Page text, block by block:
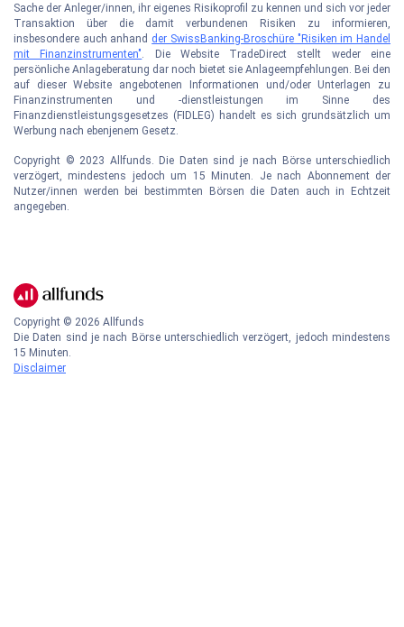
Sache der Anleger/innen, ihr eigenes Risikoprofil zu kennen und sich vor jeder
Transaktion über die damit verbundenen Risiken zu informieren,
insbesondere auch anhand der SwissBanking-Broschüre "Risiken im Handel
mit Finanzinstrumenten". Die Website TradeDirect stellt weder eine
persönliche Anlageberatung dar noch bietet sie Anlageempfehlungen. Bei den
auf dieser Website angebotenen Informationen und/oder Unterlagen zu
Finanzinstrumenten und -dienstleistungen im Sinne des
Finanzdienstleistungsgesetzes (FIDLEG) handelt es sich grundsätzlich um
Werbung nach ebenjenem Gesetz.
Copyright © 2023 Allfunds. Die Daten sind je nach Börse unterschiedlich
verzögert, mindestens jedoch um 15 Minuten. Je nach Abonnement der
Nutzer/innen werden bei bestimmten Börsen die Daten auch in Echtzeit
angegeben.
Copyright © 2026 Allfunds
Die Daten sind je nach Börse unterschiedlich verzögert, jedoch mindestens
15 Minuten.
Disclaimer